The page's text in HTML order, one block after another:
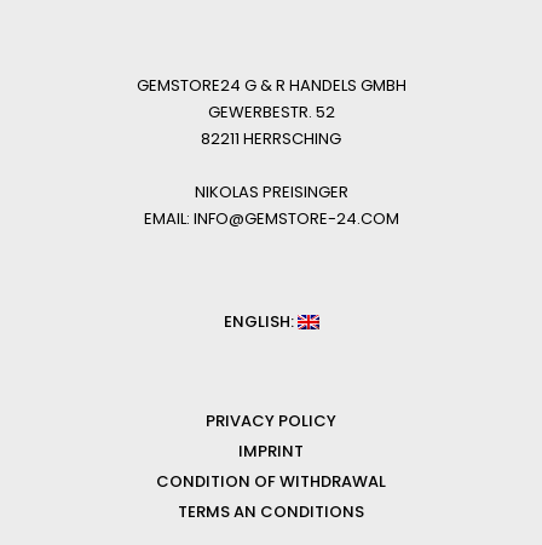
GEMSTORE24 G & R HANDELS GMBH
GEWERBESTR. 52
82211 HERRSCHING
NIKOLAS PREISINGER
EMAIL: INFO@GEMSTORE-24.COM
ENGLISH:
PRIVACY POLICY
IMPRINT
CONDITION OF WITHDRAWAL
TERMS AN CONDITIONS